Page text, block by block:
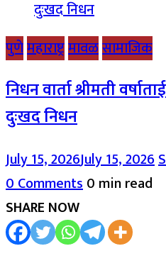
पुणेमहाराष्ट्रमावळसामाजिक
निधन वार्ता श्रीमती
दुःखद निधन
July 15, 2026July 15, 2026
0 Comments0 min read
SHARE NOW